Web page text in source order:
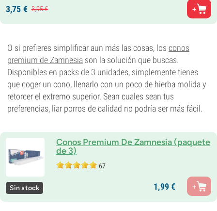
3,75 € 3,95€
O si prefieres simplificar aun más las cosas, los conos
premium de Zamnesia son la solución que buscas.
Disponibles en packs de 3 unidades, simplemente tienes
que coger un cono, llenarlo con un poco de hierba molida y
retorcer el extremo superior. Sean cuales sean tus
preferencias, liar porros de calidad no podría ser más fácil.
Conos Premium De Zamnesia (paquete
de 3)
67
Sin stock 1,99€